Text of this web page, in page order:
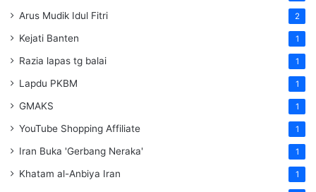
Arus Mudik Idul Fitri 2
Kejati Banten 1
Razia lapas tg balai 1
Lapdu PKBM 1
GMAKS 1
YouTube Shopping Affiliate 1
Iran Buka 'Gerbang Neraka' 1
Khatam al-Anbiya Iran 1